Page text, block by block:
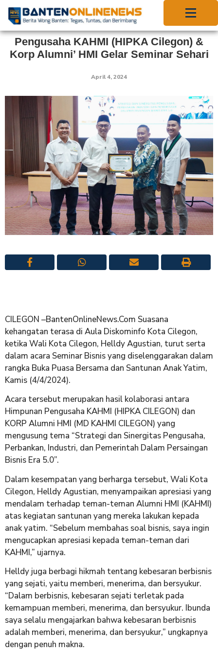
Pengusaha KAHMI (HIPKA Cilegon) &
Korp Alumni’ HMI Gelar Seminar Sehari
April 4, 2024
CILEGON –BantenOnlineNews.Com Suasana
kehangatan terasa di Aula Diskominfo Kota Cilegon,
ketika Wali Kota Cilegon, Helldy Agustian, turut serta
dalam acara Seminar Bisnis yang diselenggarakan dalam
rangka Buka Puasa Bersama dan Santunan Anak Yatim,
Kamis (4/4/2024).
Acara tersebut merupakan hasil kolaborasi antara
Himpunan Pengusaha KAHMI (HIPKA CILEGON) dan
KORP Alumni HMI (MD KAHMI CILEGON) yang
mengusung tema “Strategi dan Sinergitas Pengusaha,
Perbankan, Industri, dan Pemerintah Dalam Persaingan
Bisnis Era 5.0”.
Dalam kesempatan yang berharga tersebut, Wali Kota
Cilegon, Helldy Agustian, menyampaikan apresiasi yang
mendalam terhadap teman-teman Alumni HMI (KAHMI)
atas kegiatan santunan yang mereka lakukan kepada
anak yatim. “Sebelum membahas soal bisnis, saya ingin
mengucapkan apresiasi kepada teman-teman dari
KAHMI,” ujarnya.
Helldy juga berbagi hikmah tentang kebesaran berbisnis
yang sejati, yaitu memberi, menerima, dan bersyukur.
“Dalam berbisnis, kebesaran sejati terletak pada
kemampuan memberi, menerima, dan bersyukur. Ibunda
saya selalu mengajarkan bahwa kebesaran berbisnis
adalah memberi, menerima, dan bersyukur,” ungkapnya
dengan penuh makna.